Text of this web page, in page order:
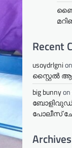
Recent
usoydrlgnion
സ്റ്റൈൽ
big bunnyon
ബോളിവുഡ്
പോലീസ്
Archives